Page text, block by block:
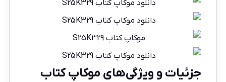
جزئیات و ویژگی‌های موکاپ کتاب